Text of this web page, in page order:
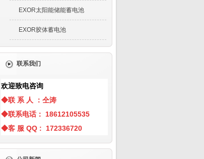
EXOR太阳能储能蓄电池
EXOR胶体蓄电池
联系我们
欢迎致电咨询
◆联 系 人 ：仝涛
◆联系电话： 18612105535
◆客 服 QQ : 172336720